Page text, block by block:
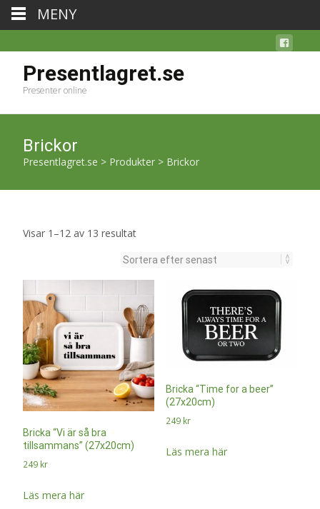
Presentlagret.se
Presenter online
Brickor
Presentlagret.se > Produkter > Brickor
Visar 1–12 av 13 resultatSortera
senaste
Bricka “Vi är så bra
tillsammans” (27x20cm)
249 kr
Läs mera här
Bricka “Time for a beer”
(27x20cm)
249 kr
Läs mera här
MENY